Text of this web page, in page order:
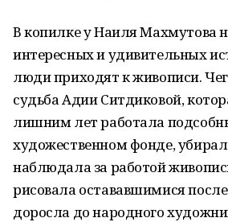
В копилке у Наиля Махмутова
интересных и удивительных
люди приходят к живописи.
судьба Адии Ситдиковой,
лишним лет работала
художественном фонде,
наблюдала за работой
рисовала остававшимися
доросла до народного